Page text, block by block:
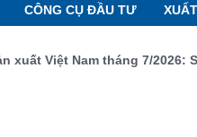
CÔNG CỤ ĐẦU TƯ
Việt Nam tháng 7/2026: